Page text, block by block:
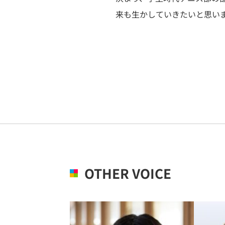
来も生かしていきたいと思い
OTHER VOICE